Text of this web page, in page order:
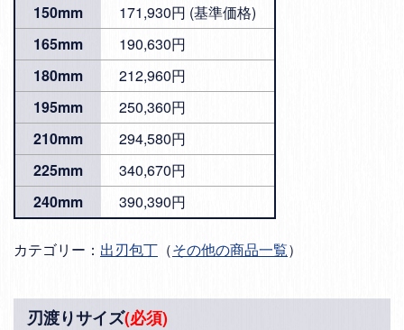
150mm
171,930円 (基準価格)
165mm
190,630円
180mm
212,960円
195mm
250,360円
210mm
294,580円
225mm
340,670円
240mm
390,390円
カテゴリー： 出刃包丁 （その他の商品一覧）
刃渡りサイズ(必須)